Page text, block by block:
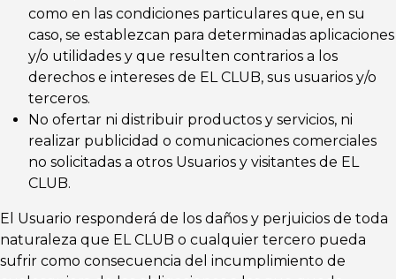
como en las condiciones particulares que, en su
caso, se establezcan para determinadas aplicaciones
y/o utilidades y que resulten contrarios a los
derechos e intereses de EL CLUB, sus usuarios y/o
terceros.
No ofertar ni distribuir productos y servicios, ni
realizar publicidad o comunicaciones comerciales
no solicitadas a otros Usuarios y visitantes de EL
CLUB.
El Usuario responderá de los daños y perjuicios de toda
naturaleza que EL CLUB o cualquier tercero pueda
sufrir como consecuencia del incumplimiento de